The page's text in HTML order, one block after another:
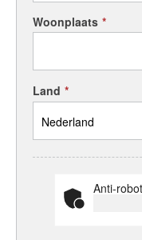
Woonplaats *
Land *
Anti-